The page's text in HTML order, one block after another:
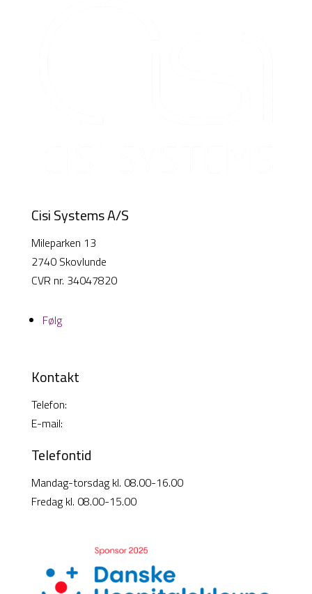
Cisi Systems A/S
Mileparken 13
2740 Skovlunde
CVR nr. 34047820
Følg
Kontakt
Telefon:
E-mail:
Telefontid
Mandag-torsdag kl. 08.00-16.00
Fredag kl. 08.00-15.00